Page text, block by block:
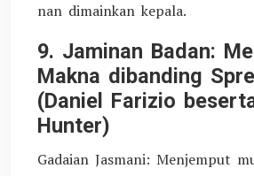
nan dimainkan kepala.
9. Jaminan Badan:
Makna dibanding
(Daniel Farizio
Hunter)
Gadaian Jasmani: Menjemput